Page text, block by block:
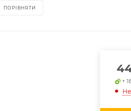
ПОРІВНЯТИ
+ 18